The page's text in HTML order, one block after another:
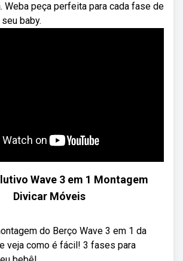
Weba peça perfeita para cada fase de
baby.
Wave 3 em 1 Montagem
Divicar Móveis
do Berço Wave 3 em 1 da
veja como é fácil! 3 fases para